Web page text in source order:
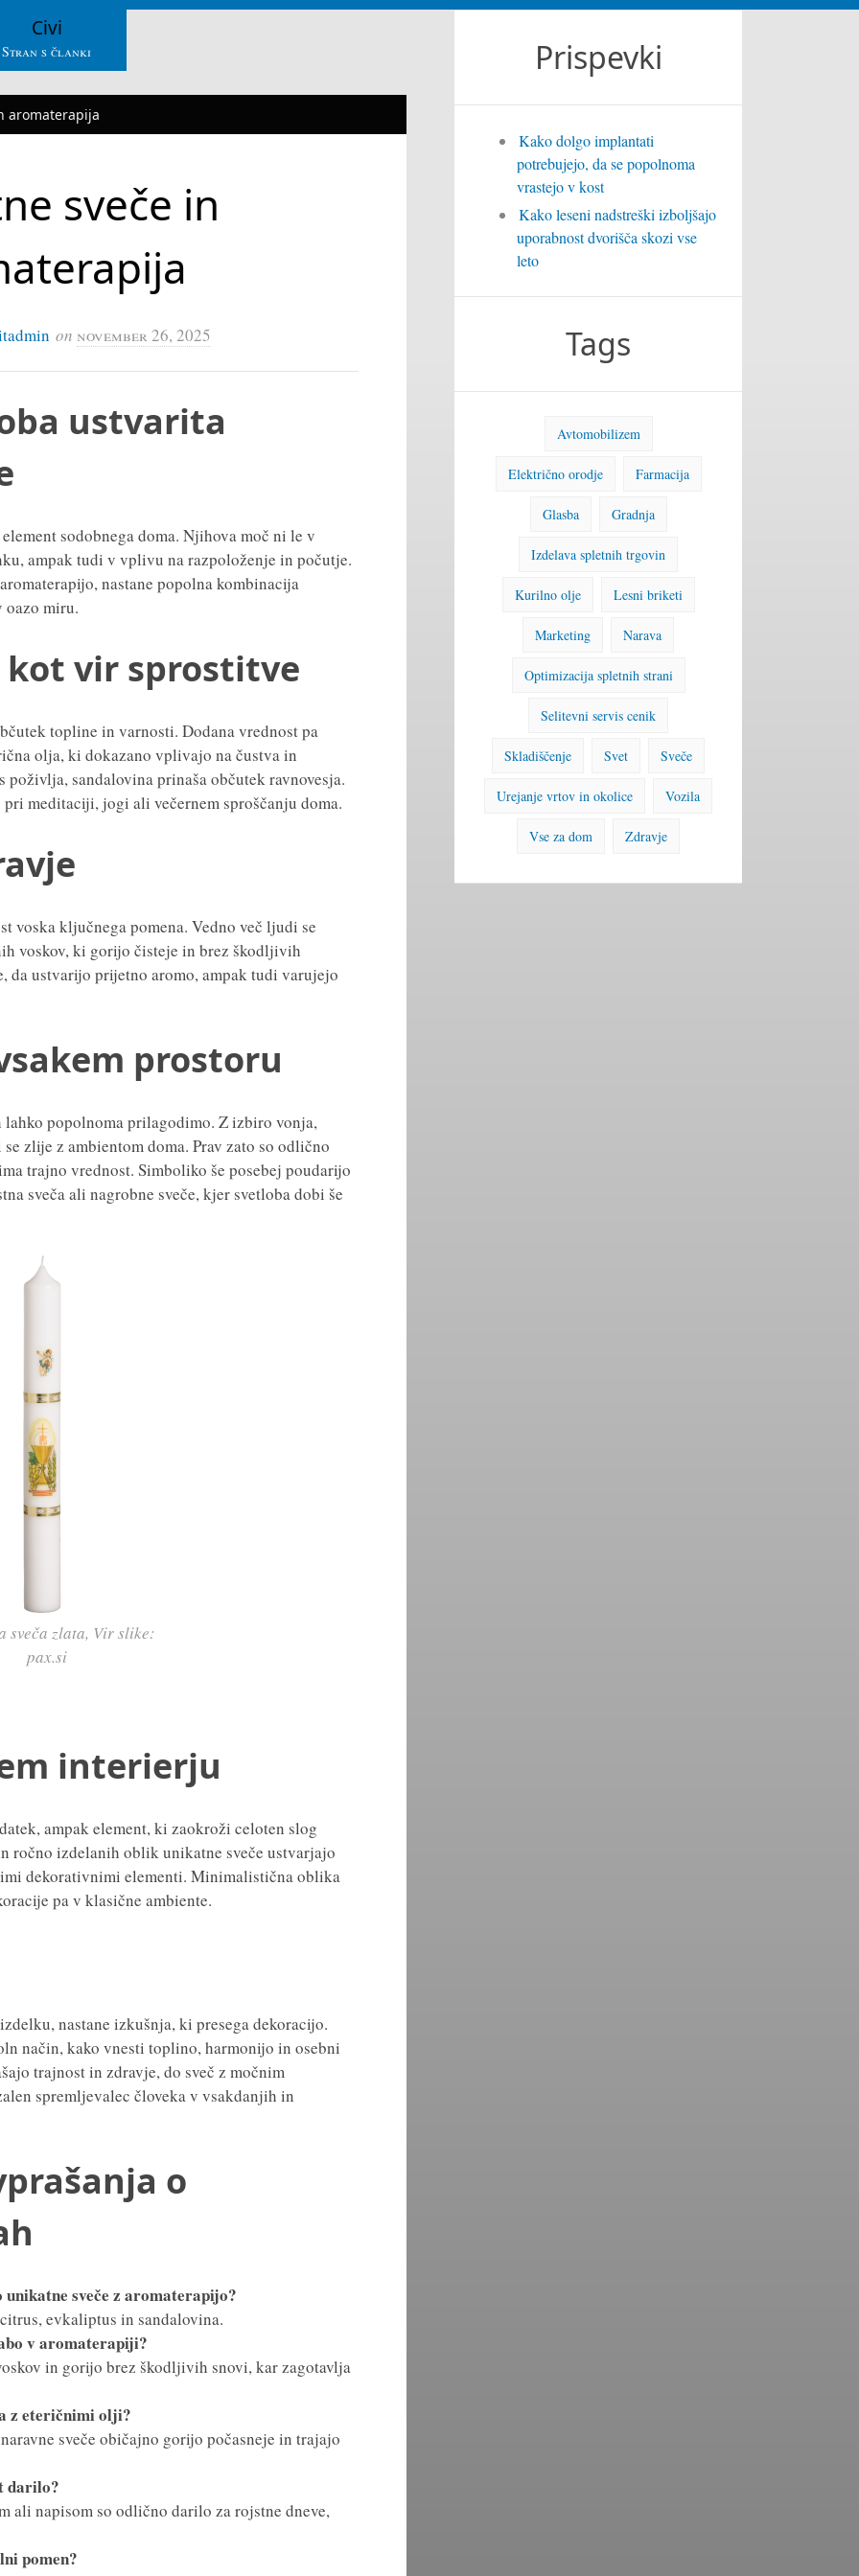
Civi
Stran s članki
aromaterapija
sveče in
on november 26, 2025
ustvarita
sodobnega doma. Njihova moč ni le v
ampak tudi v vplivu na razpoloženje in počutje.
nastane popolna kombinacija
oazo miru.
kot vir sprostitve
topline in varnosti. Dodana vrednost pa
olja, ki dokazano vplivajo na čustva in
sandalovina prinaša občutek ravnovesja.
meditaciji, jogi ali večernem sproščanju doma.
voska ključnega pomena. Vedno več ljudi se
voskov, ki gorijo čisteje in brez škodljivih
da ustvarijo prijetno aromo, ampak tudi varujejo
prostoru
lahko popolnoma prilagodimo. Z izbiro vonja,
zlije z ambientom doma. Prav zato so odlično
trajno vrednost. Simboliko še posebej poudarijo
sveča ali nagrobne sveče, kjer svetloba dobi še
sveča zlata, Vir slike:
pax.si
interierju
ampak element, ki zaokroži celoten slog
ročno izdelanih oblik unikatne sveče ustvarjajo
dekorativnimi elementi. Minimalistična oblika
pa v klasične ambiente.
nastane izkušnja, ki presega dekoracijo.
način, kako vnesti toplino, harmonijo in osebni
trajnost in zdravje, do sveč z močnim
spremljevalec človeka v vsakdanjih in
o
sveče z aromaterapijo?
evkaliptus in sandalovina.
v aromaterapiji?
in gorijo brez škodljivih snovi, kar zagotavlja
z eteričnimi olji?
sveče običajno gorijo počasneje in trajajo
darilo?
ali napisom so odlično darilo za rojstne dneve,
pomen?
Prispevki
Kako dolgo implantati
potrebujejo, da se popolnoma
vrastejo v kost
Kako leseni nadstreški izboljšajo
uporabnost dvorišča skozi vse
leto
Tags
Avtomobilizem
Električno orodje Farmacija
Glasba Gradnja
Izdelava spletnih trgovin
Kurilno olje Lesni briketi
Marketing Narava
Optimizacija spletnih strani
Selitevni servis cenik
Skladiščenje Svet Sveče
Urejanje vrtov in okolice Vozila
Vse za dom Zdravje